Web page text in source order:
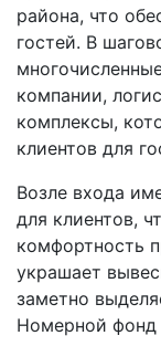
района, что
гостей. В
компании,
комплексы,
клиентов для
Возле входа
для клиентов,
комфортность
украшает
заметно
Номерной фонд